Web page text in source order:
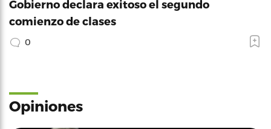
Gobierno declara exitoso el segundo
comienzo de clases
0
Opiniones